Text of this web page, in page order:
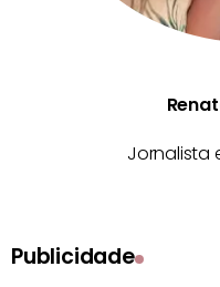
Jornalista
Publicidade